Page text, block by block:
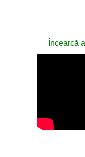
Încearcă